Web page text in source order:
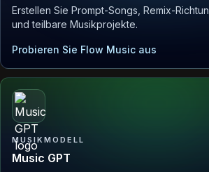
Erstellen Sie Prompt-Songs, Remix-
und teilbare Musikprojekte.
Probieren Sie Flow Music aus
MUSIKMODELL
Music GPT